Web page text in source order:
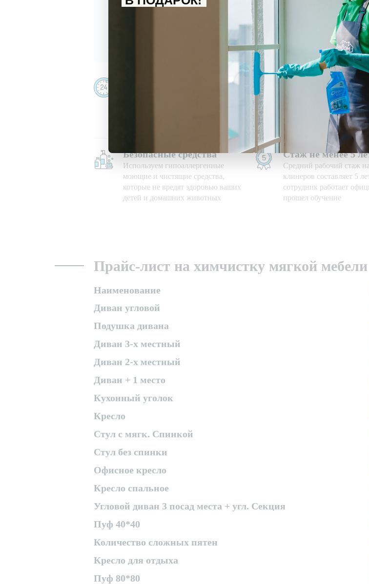
политикой обработки персональных данных ознакомлен(-а) и даю
на получение информации о скидках и акциях
Используем свои
Приезжаем на уборку с
профессиональными
средствами и
оборудованием
Безопасные средства
Используем гипоаллергенные
моющие и чистящие средства,
которые не вредят здоровью ваших
детей и домашних животных
Стаж не менее 5
Средний рабочий стаж
клинеров составляет 5
сотрудник работает
прошел обучение
Прайс-лист на химчистку мягкой мебели
Наименование
Диван угловой
Подушка дивана
Диван 3-х местный
Диван 2-х местный
Диван + 1 место
Кухонный уголок
Кресло
Стул с мягк. Спинкой
Стул без спинки
Офисное кресло
Кресло спальное
Угловой диван 3 посад места + угл. Секция
Пуф 40*40
Количество сложных пятен
Кресло для отдыха
Пуф 80*80